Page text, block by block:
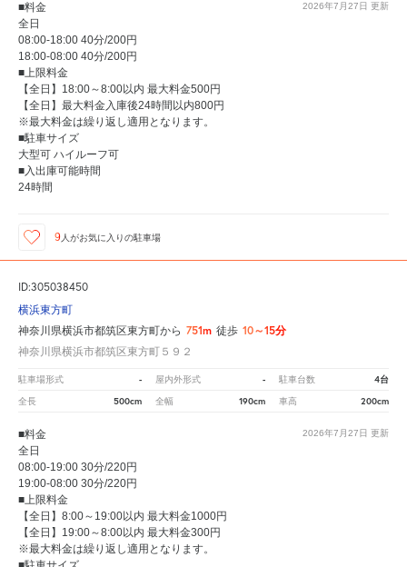
2026年7月27日 更新
■料金
全日
08:00-18:00 40分/200円
18:00-08:00 40分/200円
■上限料金
【全日】18:00～8:00以内 最大料金500円
【全日】最大料金入庫後24時間以内800円
※最大料金は繰り返し適用となります。
■駐車サイズ
大型可 ハイルーフ可
■入出庫可能時間
24時間
9人がお気に入りの駐車場
ID:305038450
横浜東方町
神奈川県横浜市都筑区東方町から 751m 徒歩 10～15分
神奈川県横浜市都筑区東方町５９２
駐車場形式 - 屋内外形式 - 駐車台数 4台
全長 500cm 全幅 190cm 車高 200cm
2026年7月27日 更新
■料金
全日
08:00-19:00 30分/220円
19:00-08:00 30分/220円
■上限料金
【全日】8:00～19:00以内 最大料金1000円
【全日】19:00～8:00以内 最大料金300円
※最大料金は繰り返し適用となります。